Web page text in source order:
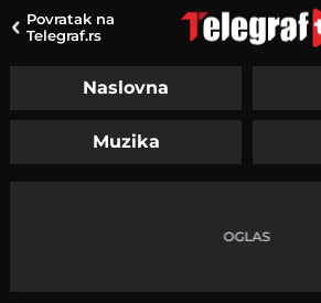
Povratak na
Telegraf.rs
Naslovna
Muzika